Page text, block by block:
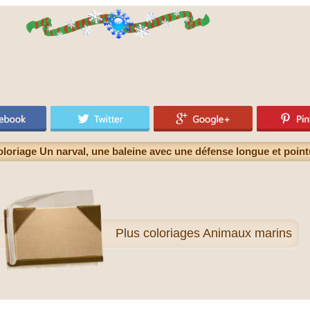
Un narval, une baleine avec une défense longue et
Plus coloriages Animaux marins